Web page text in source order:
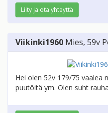
Liity ja ota yhteyttä
Viikinki1960 Mies, 59v
Hei olen 52v 179/75 vaalea
puutöitä ym. Olen suht